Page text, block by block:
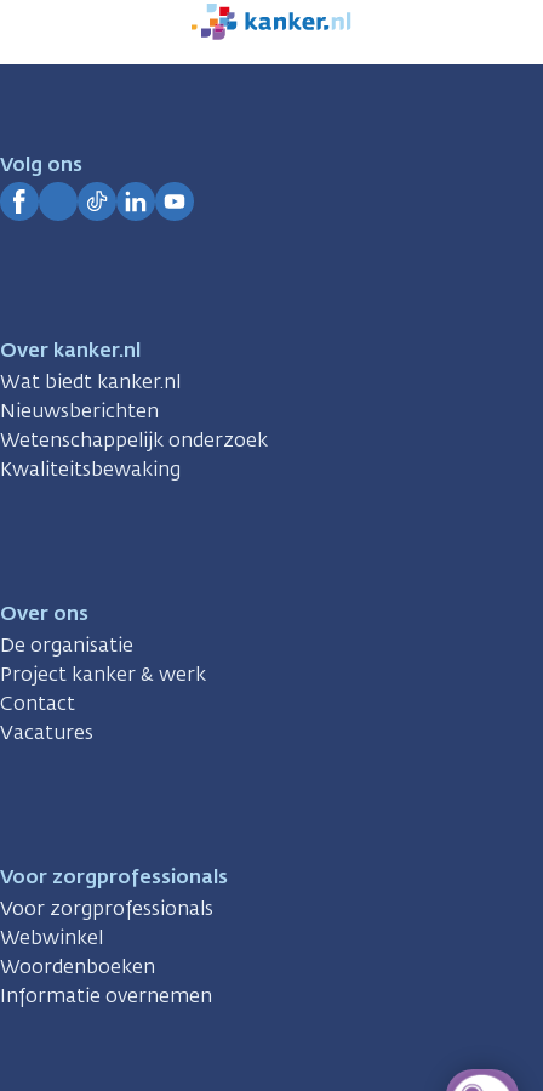
We
zijn
Volg ons
Over kanker.nl
Wat biedt kanker.nl
Nieuwsberichten
Wetenschappelijk onderzoek
Kwaliteitsbewaking
Over ons
De organisatie
Project kanker & werk
Contact
Vacatures
Voor zorgprofessionals
Voor zorgprofessionals
Webwinkel
Woordenboeken
Informatie overnemen